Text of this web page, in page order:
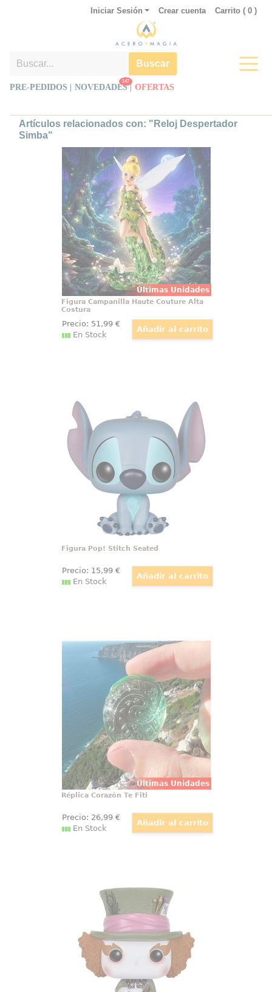
Carrito ( 0 )
Crear cuenta
Iniciar Sesión
Buscar
PRE-PEDIDOS | NOVEDADES
147
| OFERTAS
Artículos relacionados con: "Reloj Despertador
Simba"
Últimas Unidades
Figura Campanilla Haute Couture
Alta Costura
Mágica figura de Campanilla
(Tinker Bell) de la línea Haute
Couture de Walt Disney basada en
el clásico Peter Pan de 1953.
Figura Campanilla Haute Couture Alta
Costura
Precio: 51,99€
En Stock
Figura Pop! Stitch Seated
Ternura, travesura y diseño se
unen en esta figura oficial POP de
Stitch sentado, uno de los
personajes más queridos del
universo Disney. Con una altura
aproximada de 9 cm y fabricada
en vinilo
Figura Pop! Stitch Seated
Precio: 15,99€
En Stock
Últimas Unidades
Réplica Corazón Te Fiti
Descubre la réplica oficial del
Corazón de Te Fiti, que te
transportará al fascinante mundo
del Pacífico inspirado en la
película Vaiana Waialiki (Moana),
la legendaria historia del fin del
mundo.
Réplica Corazón Te Fiti
Precio: 26,99€
En Stock
Figura Pop! Sombrerero Loco by
Funko Alicia en el País de las
Figura de El Sombrerero Loco
realizada en vinilo perteneciente
a la línea Pop! de Funko. La figura
tiene una altura aproximada de
10 cm., y está basada en la
película de Disney Alicia en el País
de las Maravillas.